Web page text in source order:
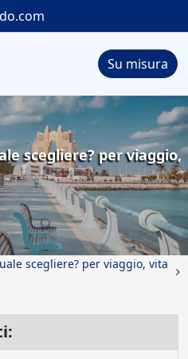
Su misura
scegliere? per viaggio,
scegliere? per viaggio, vita